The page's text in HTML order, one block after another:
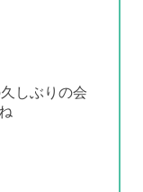
しぶりの会